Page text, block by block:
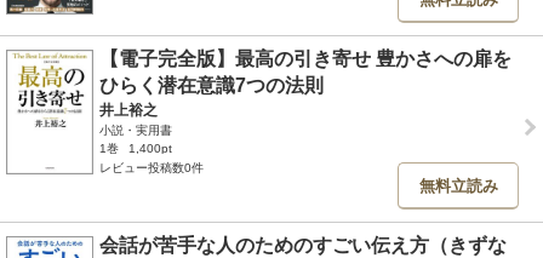
【電子完全版】最高の引き寄せ 豊かさへの扉を
ひらく潜在意識7つの法則
井上裕之
小説・実用書
1巻
1,400pt
レビュー投稿数0件
無料立読み
会話が苦手な人のためのすごい伝え方（きずな